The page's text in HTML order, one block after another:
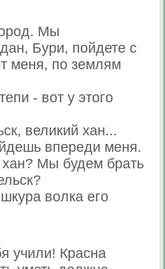
Мы
Бури, пойдете с
меня, по землям
- вот у этого
великий хан...
впереди меня.
хан? Мы будем брать
волка его
учили! Красна